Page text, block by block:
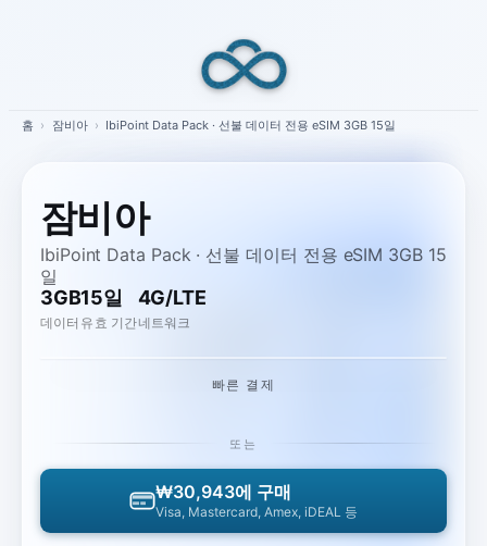
홈 › 잠비아 › IbiPoint Data Pack · 선불 데이터 전용 eSIM 3GB 15일
잠비아
IbiPoint Data Pack · 선불 데이터 전용 eSIM 3GB 15
일
3GB
데이터
15일
유효 기간
4G/LTE
네트워크
빠른 결제
또는
₩30,943에 구매
Visa, Mastercard, Amex, iDEAL 등